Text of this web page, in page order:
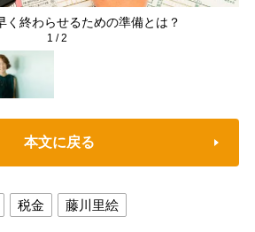
く終わらせるための準備とは？
1 /2
本文に戻る
税金 藤川里絵